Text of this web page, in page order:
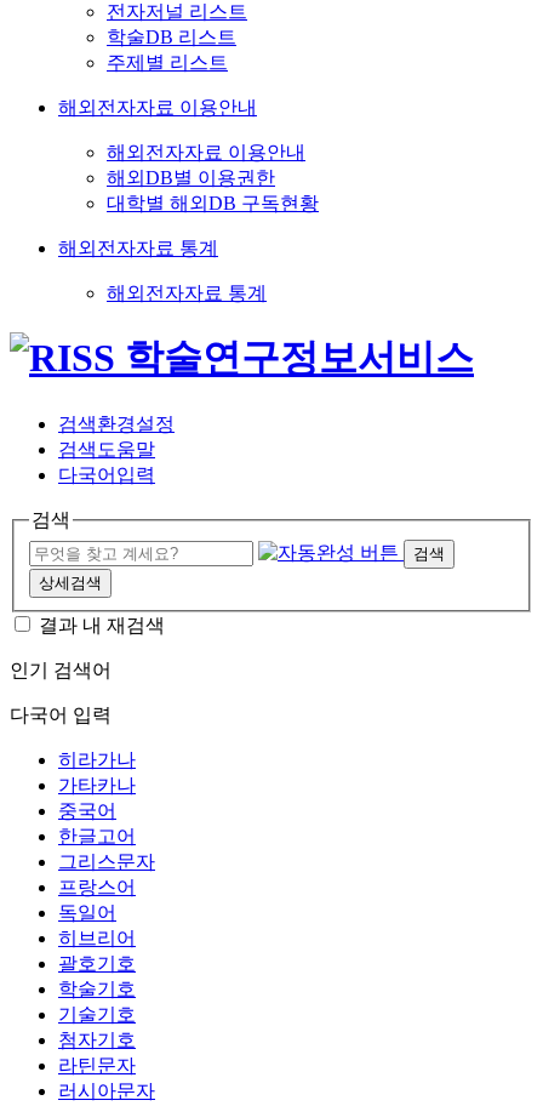
전자저널 리스트
학술DB 리스트
주제별 리스트
해외전자자료 이용안내
해외전자자료 이용안내
해외DB별 이용권한
대학별 해외DB 구독현황
해외전자자료 통계
해외전자자료 통계
검색환경설정
검색도움말
다국어입력
검색
검색
상세검색
결과 내 재검색
인기 검색어
다국어 입력
히라가나
가타카나
중국어
한글고어
그리스문자
프랑스어
독일어
히브리어
괄호기호
학술기호
기술기호
첨자기호
라틴문자
러시아문자